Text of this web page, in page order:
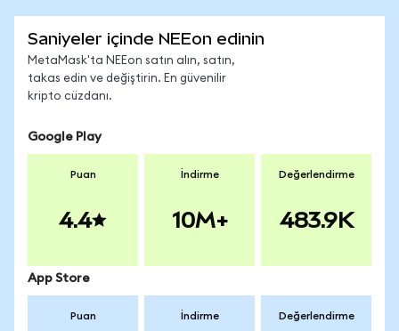
Saniyeler içinde NEEon edinin
MetaMask'ta NEEon satın alın, satın,
takas edin ve değiştirin. En güvenilir
kripto cüzdanı.
Google Play
Puan
4.4
İndirme
10M+
Değerlendirme
483.9K
App Store
Puan İndirme Değerlendirme